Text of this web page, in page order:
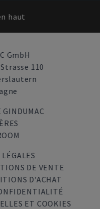
haut
GmbH
110
GINDUMAC
DE VENTE
D'ACHAT
ET COOKIES